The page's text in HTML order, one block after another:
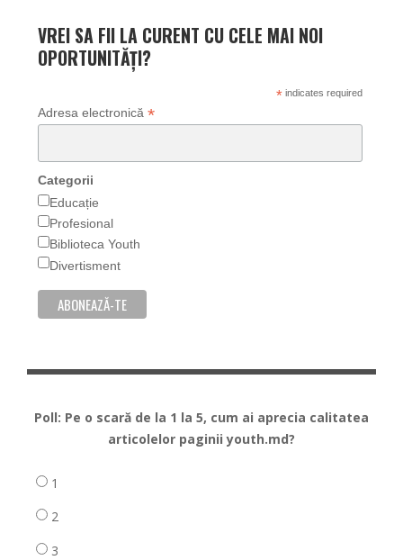
VREI SA FII LA CURENT CU CELE MAI NOI
OPORTUNITĂȚI?
*indicates required
Adresa electronică *
Categorii
Educație
Profesional
Biblioteca Youth
Divertisment
Poll: Pe o scară de la 1 la 5, cum ai aprecia calitatea
articolelor paginii youth.md?
1
2
3